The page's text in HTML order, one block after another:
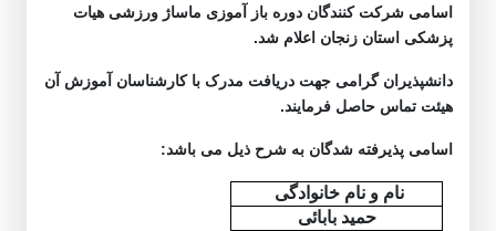
اسامی شرکت کنندگان دوره باز آموزی ماساژ ورزشی هیات
پزشکی استان زنجان اعلام شد.
دانشپذیران گرامی جهت دریافت مدرک با کارشناسان آموزش آن
هیئت تماس حاصل فرمایند.
اسامی پذیرفته شدگان به شرح ذیل می باشد:
نام و نام خانوادگی
حمید بابائی